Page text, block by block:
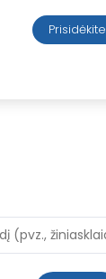
Prisidėkite